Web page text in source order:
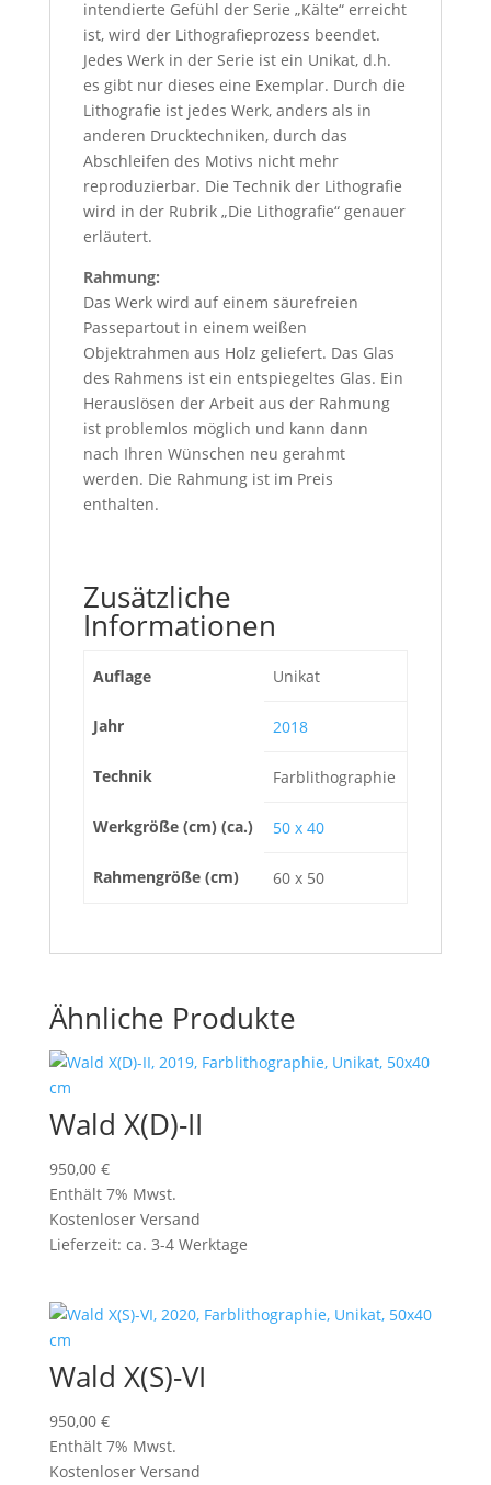
intendierte Gefühl der Serie „Kälte“ erreicht
ist, wird der Lithografieprozess beendet.
Jedes Werk in der Serie ist ein Unikat, d.h.
es gibt nur dieses eine Exemplar. Durch die
Lithografie ist jedes Werk, anders als in
anderen Drucktechniken, durch das
Abschleifen des Motivs nicht mehr
reproduzierbar. Die Technik der Lithografie
wird in der Rubrik „Die Lithografie“ genauer
erläutert.
Rahmung:
Das Werk wird auf einem säurefreien
Passepartout in einem weißen
Objektrahmen aus Holz geliefert. Das Glas
des Rahmens ist ein entspiegeltes Glas. Ein
Herauslösen der Arbeit aus der Rahmung
ist problemlos möglich und kann dann
nach Ihren Wünschen neu gerahmt
werden. Die Rahmung ist im Preis
enthalten.
Zusätzliche
Informationen
Auflage Unikat
Jahr 2018
Technik Farblithographie
Werkgröße (cm) (ca.) 50 x 40
Rahmengröße (cm) 60 x 50
Ähnliche Produkte
Wald X(D)-II
950,00 €
Enthält 7% Mwst.
Kostenloser Versand
Lieferzeit: ca. 3-4 Werktage
Wald X(S)-VI
950,00 €
Enthält 7% Mwst.
Kostenloser Versand